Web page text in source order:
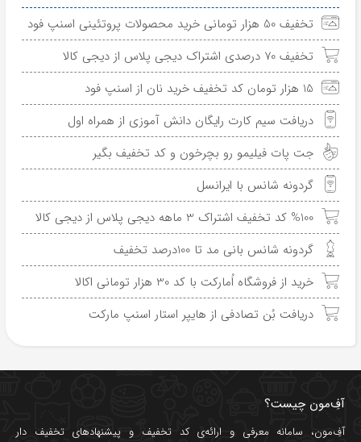
تخفیف 50 هزار تومانی خرید محصولات پروتئینی اسنپ فود
تخفیف 70 درصدی اشتراک دیجی پلاس از دیجی کالا
15 هزار تومان کد تخفیف خرید نان از اسنپ فود
دریافت سیم کارت رایگان دانش آموزی از همراه اول
جت پات فیلیمو رو بچرخون و کد تخفیف بگیر
گردونه شانس با ایرانسل
%100 کد تخفیف اشتراک 3 ماهه دیجی پلاس از دیجی کالا
گردونه شانس بانی مد تا 100درصد تخفیف
خرید از فروشگاه اُمارکت با کد 30 هزار تومانی اکالا
دریافت بُن تصادفی از هایپر استار اسنپ مارکت
آفِ‌مون چیست؟
آفِ‌مون، سامانه معرفی و ارائه‌یکد تخفیف و پیشنهادهای تخفیف دار